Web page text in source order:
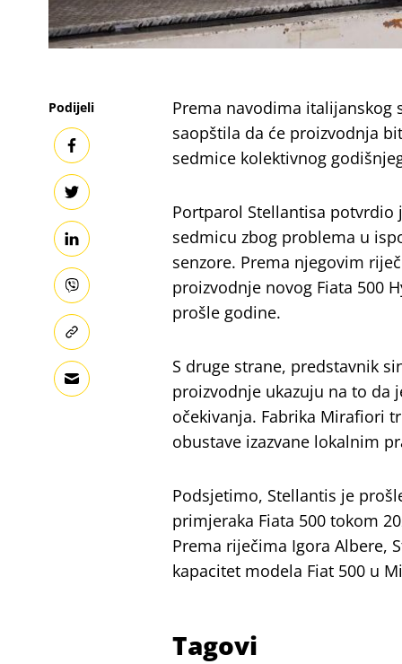
Podijeli
Prema navodima italijanskog
saopštila da će proizvodnja
sedmice kolektivnog
Portparol Stellantisa
sedmicu zbog problema u
senzore. Prema njegovim
proizvodnje novog Fiata 500
prošle godine.
S druge strane, predstavnik
proizvodnje ukazuju na to da
očekivanja. Fabrika Mirafiori
obustave izazvane lokalnim
Podsjetimo, Stellantis je
primjeraka Fiata 500 tokom
Prema riječima Igora Albere,
kapacitet modela Fiat 500 u
Tagovi